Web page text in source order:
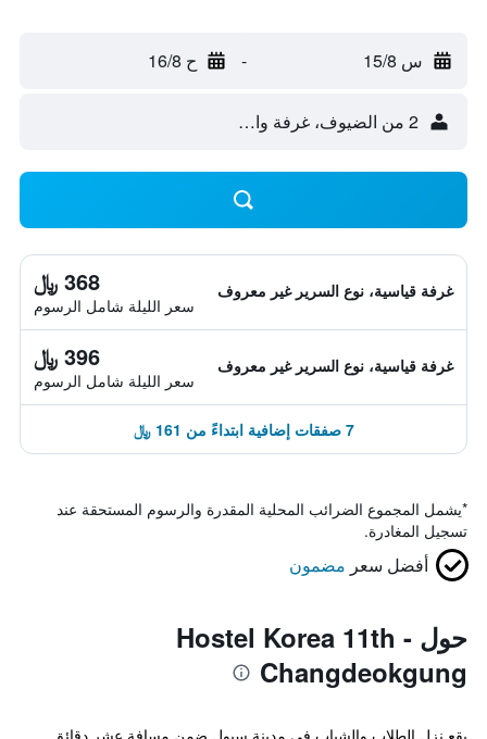
س 15/8 - ح 16/8
2 من الضيوف، غرفة واحدة
غرفة قياسية، نوع السرير غير معروف 368 ﷼
سعر الليلة شامل الرسوم
غرفة قياسية، نوع السرير غير معروف 396 ﷼
سعر الليلة شامل الرسوم
7 صفقات إضافية ابتداءً من 161 ﷼
*يشمل المجموع الضرائب المحلية المقدرة والرسوم المستحقة عند
تسجيل المغادرة.
أفضل سعر مضمون
حول Hostel Korea 11th -
Changdeokgung
يقع نزل الطلاب والشباب في مدينة سيول ضمن مسافة عشر دقائق